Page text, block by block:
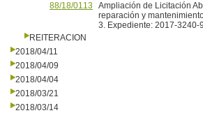
88/18/0113
Ampliación de Licitación
reparación y
3. Expediente: 2017-3240-
REITERACION
2018/04/11
2018/04/09
2018/04/04
2018/03/21
2018/03/14